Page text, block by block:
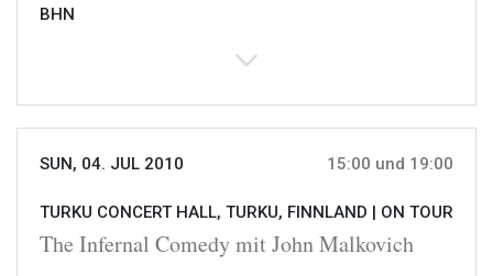
BHN
SUN, 04. JUL 2010 15:00 und 19:00
TURKU CONCERT HALL, TURKU, FINNLAND | ON TOUR
The Infernal Comedy mit John Malkovich